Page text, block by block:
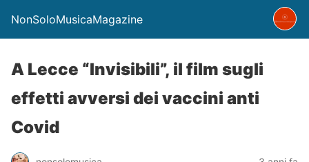
NonSoloMusicaMagazine
A Lecce “Invisibili”, il film sugli
effetti avversi dei vaccini anti
Covid